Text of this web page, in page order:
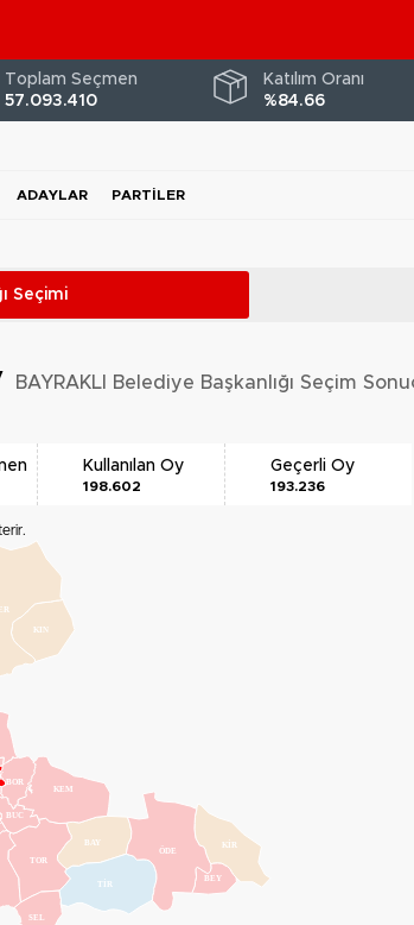
Toplam Seçmen
57.093.410
Katılım Oranı
%84.66
ADAYLAR PARTILER
Seçimi
BAYRAKLI Belediye Başkanlığı Seçim
Kullanılan Oy
198.602
Geçerli Oy
193.236
BAY
TOR
BUC
KEM
BOR
SEL
KİR
TİR
KIN
BEY
ÖDE